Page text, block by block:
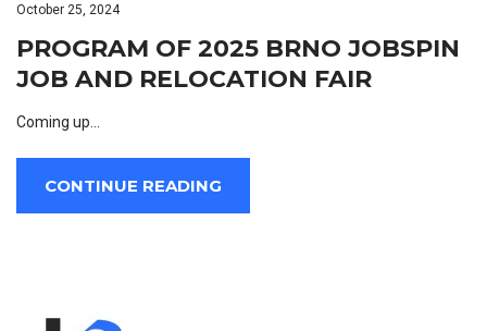
October 25, 2024
PROGRAM OF 2025 BRNO JOBSPIN
JOB AND RELOCATION FAIR
Coming up…
CONTINUE READING